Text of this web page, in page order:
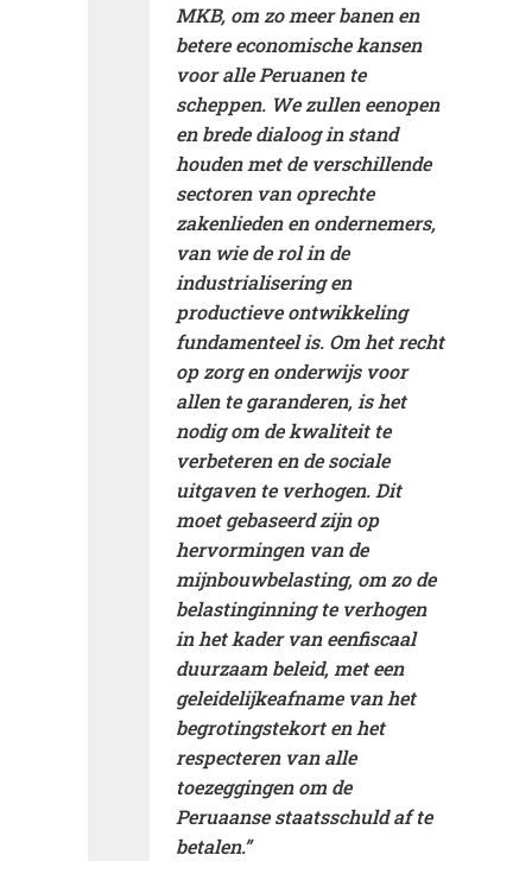
MKB, om zo meer banen en
betere economische kansen
voor alle Peruanen te
scheppen. We zullen eenopen
en brede dialoog in stand
houden met de verschillende
sectoren van oprechte
zakenlieden en ondernemers,
van wie de rol in de
industrialisering en
productieve ontwikkeling
fundamenteel is. Om het recht
op zorg en onderwijs voor
allen te garanderen, is het
nodig om de kwaliteit te
verbeteren en de sociale
uitgaven te verhogen. Dit
moet gebaseerd zijn op
hervormingen van de
mijnbouwbelasting, om zo de
belastinginning te verhogen
in het kader van eenfiscaal
duurzaam beleid, met een
geleidelijkeafname van het
begrotingstekort en het
respecteren van alle
toezeggingen om de
Peruaanse staatsschuld af te
betalen.”